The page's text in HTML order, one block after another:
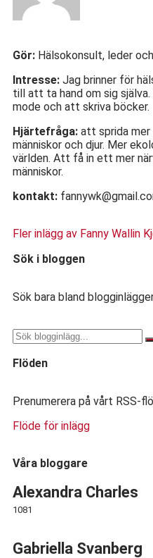
Gör: Hälsokonsult, leder
Intresse: Jag brinner för
till att ta hand om sig
mode och att skriva böcker.
Hjärtefråga: att sprida mer
människor och djur. Mer
världen. Att få in ett mer
människor.
kontakt:
Fler inlägg av Fanny Wallin
Sök i bloggen
Sök bara bland
Flöden
Prenumerera på vårt RSS-
Flöde för inlägg
Våra bloggare
Alexandra Charles
1081
Gabriella Svanberg